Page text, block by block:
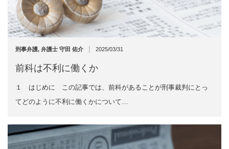
刑事弁護, 弁護士 守田 佑介 | 2025/03/31
前科は不利に働くか
１ はじめに この記事では、前科があることが刑事裁判にとっ
てどのように不利に働くかについて…